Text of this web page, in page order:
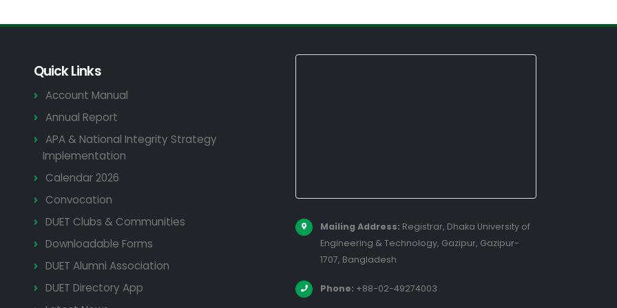
Quick Links
Account Manual
Annual Report
APA & National Integrity Strategy
Implementation
Calendar 2026
Convocation
DUET Clubs & Communities
Downloadable Forms
DUET Alumni Association
DUET Directory App
Mailing Address: Registrar, Dhaka University of
Engineering & Technology, Gazipur, Gazipur-
1707, Bangladesh
Phone: +88-02-49274003